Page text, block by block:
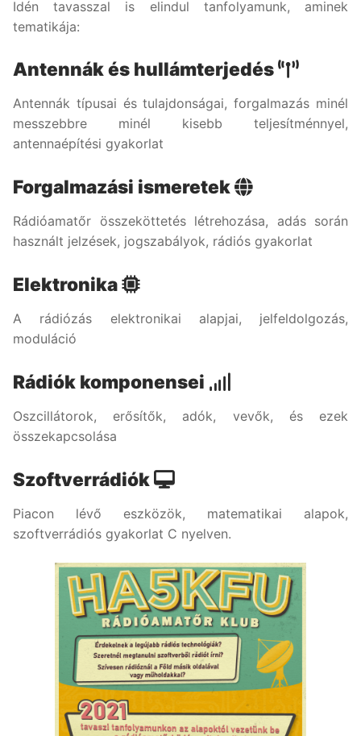
Idén tavasszal is elindul tanfolyamunk, aminek
tematikája:
Antennák és hullámterjedés
Antennák típusai és tulajdonságai, forgalmazás minél
messzebbre minél kisebb teljesítménnyel,
antennaépítési gyakorlat
Forgalmazási ismeretek
Rádióamatőr összeköttetés létrehozása, adás során
használt jelzések, jogszabályok, rádiós gyakorlat
Elektronika
A rádiózás elektronikai alapjai, jelfeldolgozás,
moduláció
Rádiók komponensei
Oszcillátorok, erősítők, adók, vevők, és ezek
összekapcsolása
Szoftverrádiók
Piacon lévő eszközök, matematikai alapok,
szoftverrádiós gyakorlat C nyelven.